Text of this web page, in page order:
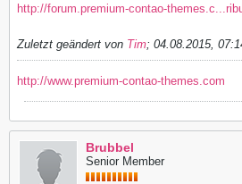
http://forum.premium-contao-
Zuletzt geändert von Tim; 04.08.2015,
http://www.premium-contao-themes.com
Brubbel
Senior Member